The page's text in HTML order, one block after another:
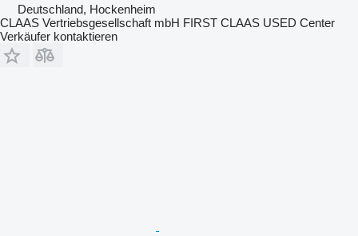
Deutschland, Hockenheim
CLAAS Vertriebsgesellschaft mbH FIRST CLAAS USED Center
Verkäufer kontaktieren